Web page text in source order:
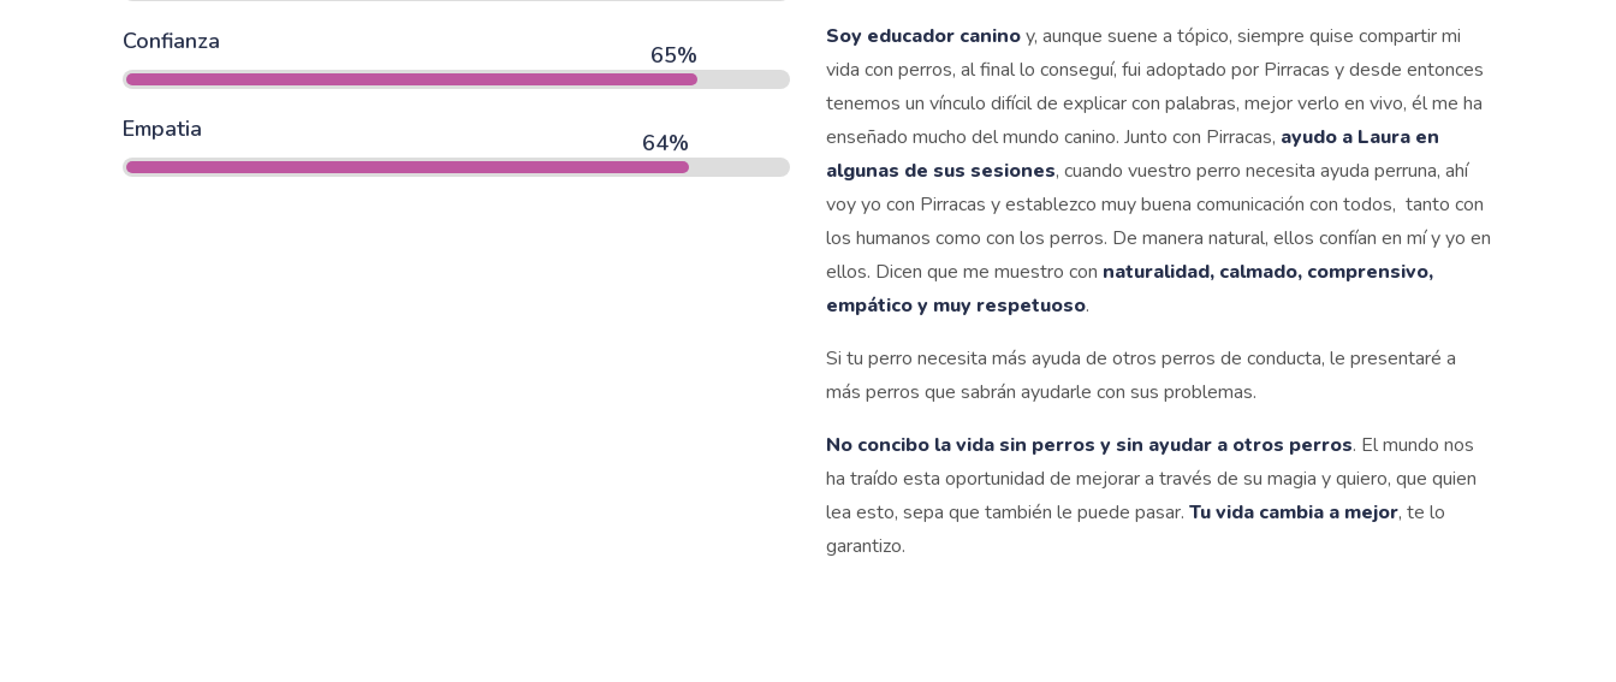
Confianza
Empatia
Soy educador caninoy, aunque suene a tópico, siempre quise compartir mi
vida con perros, al final lo conseguí, fui adoptado por Pirracas y desde entonces
tenemos un vínculo difícil de explicar con palabras, mejor verlo en vivo, él me ha
enseñado mucho del mundo canino. Junto con Pirracas, ayudo a Laura en
algunas de sus sesiones, cuando vuestro perro necesita ayuda perruna, ahí
voy yo con Pirracas y establezco muy buena comunicación con todos, tanto con
los humanos como con los perros. De manera natural, ellos confían en mí y yo en
ellos. Dicen que me muestro con naturalidad, calmado, comprensivo,
empático y muy respetuoso.
Si tu perro necesita más ayuda de otros perros de conducta, le presentaré a
más perros que sabrán ayudarle con sus problemas.
No concibo la vida sin perros y sin ayudar a otros perros. El mundo nos
ha traído esta oportunidad de mejorar a través de su magia y quiero, que quien
lea esto, sepa que también le puede pasar. Tu vida cambia a mejor, te lo
garantizo.